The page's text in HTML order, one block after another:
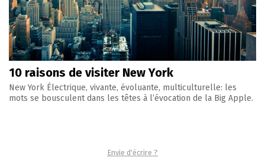
10 raisons de visiter New York
New York Électrique, vivante, évoluante, multiculturelle: les
mots se bousculent dans les têtes à l’évocation de la Big Apple.
Envie d'écrire ?